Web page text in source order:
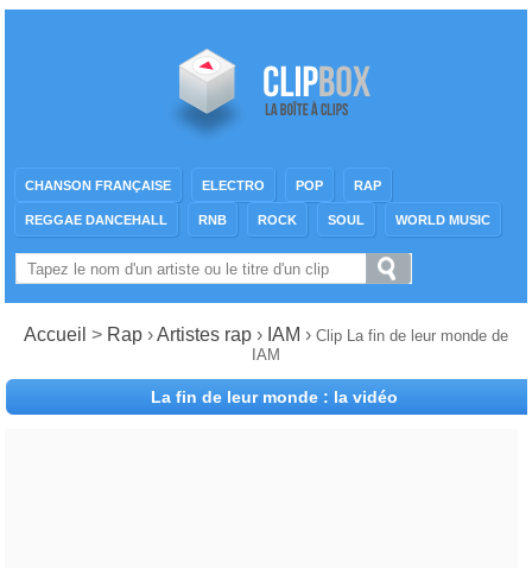
CHANSON FRANÇAISE ELECTRO POP RAP
REGGAE DANCEHALL RNB ROCK SOUL WORLD MUSIC
Accueil > Rap ›Artistes rap › IAM › Clip La fin de leur monde de
IAM
La fin de leur monde : la vidéo